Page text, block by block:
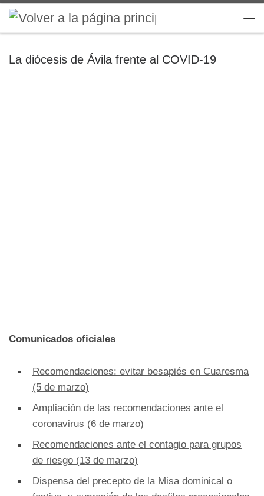
Saltar al contenido
La diócesis de Ávila frente al COVID-19
Comunicados oficiales
Recomendaciones: evitar besapiés en Cuaresma
(5 de marzo)
Ampliación de las recomendaciones ante el
coronavirus (6 de marzo)
Recomendaciones ante el contagio para grupos
de riesgo (13 de marzo)
Dispensa del precepto de la Misa dominical o